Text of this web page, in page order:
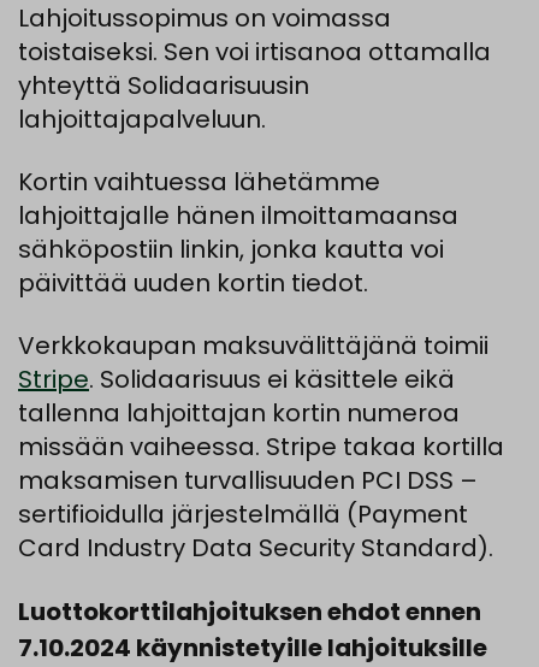
Lahjoitussopimus on voimassa
toistaiseksi. Sen voi irtisanoa ottamalla
yhteyttä Solidaarisuusin
lahjoittajapalveluun.
Kortin vaihtuessa lähetämme
lahjoittajalle hänen ilmoittamaansa
sähköpostiin linkin, jonka kautta voi
päivittää uuden kortin tiedot.
Verkkokaupan maksuvälittäjänä toimii
Stripe. Solidaarisuus ei käsittele eikä
tallenna lahjoittajan kortin numeroa
missään vaiheessa. Stripe takaa kortilla
maksamisen turvallisuuden PCI DSS –
sertifioidulla järjestelmällä (Payment
Card Industry Data Security Standard).
Luottokorttilahjoituksen ehdot ennen
7.10.2024 käynnistetyille lahjoituksille